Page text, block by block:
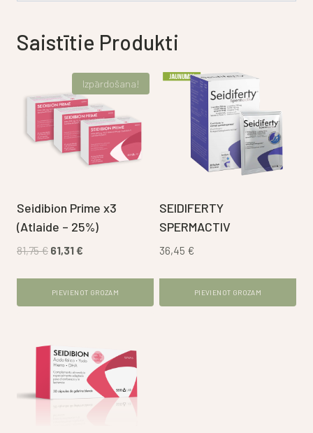
Saistītie Produkti
Izpārdošana!
Seidibion Prime x3
(Atlaide – 25%)
81,75€ Original
61,31€
PIEVIENOT GROZAM
SEIDIFERTY
SPERMACTIV
36,45 €
PIEVIENOT GROZAM